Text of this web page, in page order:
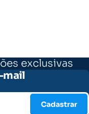
exclusivas
mail
Cadastrar